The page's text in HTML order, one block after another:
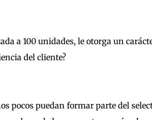
a 100 unidades, le otorga un
del cliente?
pocos puedan formar parte del